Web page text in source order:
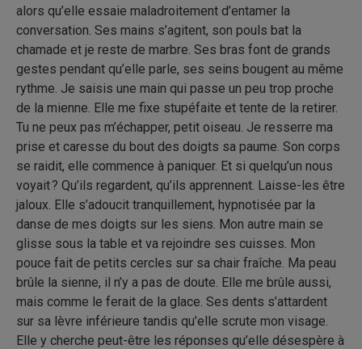
alors qu’elle essaie maladroitement d’entamer la
conversation. Ses mains s’agitent, son pouls bat la
chamade et je reste de marbre. Ses bras font de grands
gestes pendant qu’elle parle, ses seins bougent au même
rythme. Je saisis une main qui passe un peu trop proche
de la mienne. Elle me fixe stupéfaite et tente de la retirer.
Tu ne peux pas m’échapper, petit oiseau. Je resserre ma
prise et caresse du bout des doigts sa paume. Son corps
se raidit, elle commence à paniquer. Et si quelqu’un nous
voyait ? Qu’ils regardent, qu’ils apprennent. Laisse-les être
jaloux. Elle s’adoucit tranquillement, hypnotisée par la
danse de mes doigts sur les siens. Mon autre main se
glisse sous la table et va rejoindre ses cuisses. Mon
pouce fait de petits cercles sur sa chair fraîche. Ma peau
brûle la sienne, il n’y a pas de doute. Elle me brûle aussi,
mais comme le ferait de la glace. Ses dents s’attardent
sur sa lèvre inférieure tandis qu’elle scrute mon visage.
Elle y cherche peut-être les réponses qu’elle désespère à